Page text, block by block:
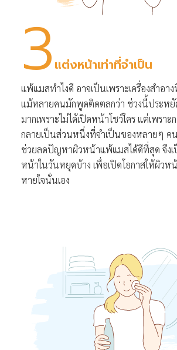
3 แต่งหน้าเท่าที่จำเป็น
แพ้แมสทำไงดี อาจเป็นเพราะเครื่องสำอา
แม้หลายคนมักพูดติดตลกว่า ช่วงนี้ประหยัด
มากเพราะไม่ได้เปิดหน้าโชว์ใคร แต่เพราะ
กลายเป็นส่วนหนึ่งที่จำเป็นของหลายๆ ค
ช่วยลดปัญหาผิวหน้าแพ้แมสได้ดีที่สุด จึงเ
หน้าในวันหยุดบ้าง เพื่อเปิดโอกาสให้ผิวห
หายใจนั่นเอง